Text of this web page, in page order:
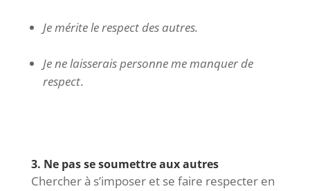
Je mérite le respect des autres.
Je ne laisserais personne me manquer de
respect.
3. Ne pas se soumettre aux autres
Chercher à s’imposer et se faire respecter en